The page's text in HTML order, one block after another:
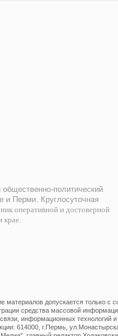
политический
и Перми. Круглосуточная
оперативной и достоверной
допускается только с
средства массовой
информационных технологий
614000, г.Пермь,